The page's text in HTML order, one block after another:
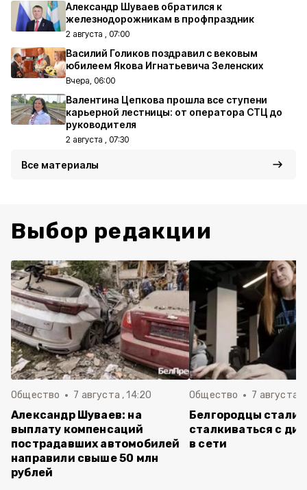
Александр Шуваев обратился к
железнодорожникам в профпраздник
2 августа , 07:00
Василий Голиков поздравил с вековым
юбилеем Якова Игнатьевича Зеленских
Вчера, 06:00
Валентина Цепкова прошла все ступени
карьерной лестницы: от оператора СТЦ до
руководителя
2 августа , 07:30
Все материалы
Выбор редакции
Общество 7 августа , 14:20
Александр Шуваев: на
выплату компенсаций
пострадавших автомобилей
направили свыше 50 млн
рублей
Общество 7 августа ,
Белгородцы стали
сталкиваться с
в сети